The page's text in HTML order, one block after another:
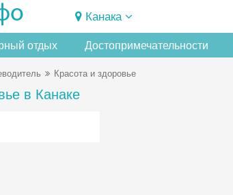
Канака
отдых Достопримечательности
Красота и здоровье
в Канаке